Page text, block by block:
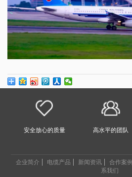
安全放心的质量 高水平的团队
企业简介 电缆产品 新闻资讯 合作案例
系我们